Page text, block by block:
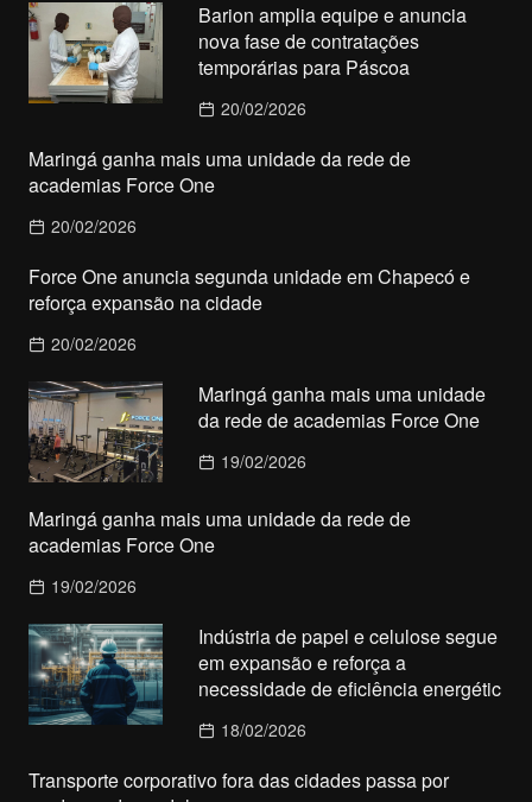
Barion amplia equipe e anuncia
nova fase de contratações
temporárias para Páscoa
20/02/2026
Maringá ganha mais uma unidade da rede de
academias Force One
20/02/2026
Force One anuncia segunda unidade em Chapecó e
reforça expansão na cidade
20/02/2026
Maringá ganha mais uma unidade
da rede de academias Force One
19/02/2026
Maringá ganha mais uma unidade da rede de
academias Force One
19/02/2026
Indústria de papel e celulose segue
em expansão e reforça a
necessidade de eficiência energétic
18/02/2026
Transporte corporativo fora das cidades passa por